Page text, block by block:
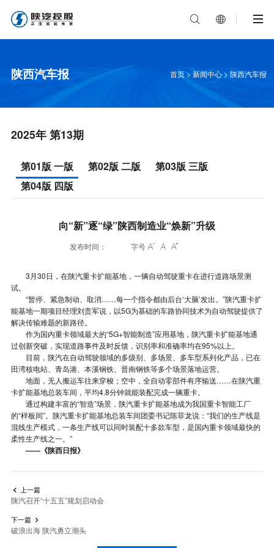
 
陕西汽车报 首页 > 新闻中心 > 陕西汽车报
2025年 第13期
第01版 一版 第02版 二版
第03版 三版
第04版 四版
向“新”逐“绿”陕西制造业“焕新”升级
发布时间： 字号   
3月30日，在陕汽重卡扩能基地，一辆自动驾驶重卡在进行道路场景测
试。
“暂停、紧急制动、取消……每一个指令都由后台‘大脑’发出。”陕汽重卡扩
能基地一期项目经理刘贵军说，以5G为基础的车路协同技术为自动驾驶提供了
解决传输难题的新路径。
作为国内重卡领域最大的“5G+智能制造”应用基地，陕汽重卡扩能基地通
过创新突破，实现道路事件及时反馈，识别率和准确率均在95%以上。
目前，陕汽在自动驾驶领域的多级别、多场景、多车型系列化产品，已在
田湾核电站、青岛港、本溪钢铁、晋南钢铁等多个场景落地运营。
地面，无人搬运车往来穿梭；空中，全自动零部件有序输送……在陕汽重
卡扩能基地总装车间，平均4.8分钟就能装配完成一辆重卡。
通过构建丰富的“智造”场景，陕汽重卡扩能基地成为我国重卡智能工厂
的“样板间”。陕汽重卡扩能基地总装车间团委书记陈菲龙说：“我们的生产线是
混线生产模式，一条生产线可以同时装配十多款车型，是国内重卡领域最快的
柔性生产线之一。”
——《陕西日报》
 上一篇
陕汽召开“十五五”规划启动会
下一篇 
破浪出海 陕汽勇立潮头